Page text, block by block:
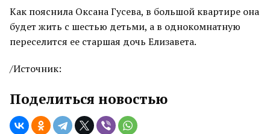
Как пояснила Оксана Гусева, в большой квартире она
будет жить с шестью детьми, а в однокомнатную
переселится ее старшая дочь Елизавета.
/Источник:
Поделиться новостью